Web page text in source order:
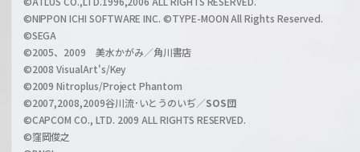
a
n
l
©NIPPON ICHI SOFTWARE INC. ©TYPE-MOON All Rights Reserved.
©SEGA
©2005、2009 美水かがみ／角川書店
©2008 VisualArt's/Key
©2009 Nitroplus/Project Phantom
©2007,2008,2009谷川流･いとうのいぢ／SOS団
©CAPCOM CO., LTD. 2009 ALL RIGHTS RESERVED.
©窪岡俊之